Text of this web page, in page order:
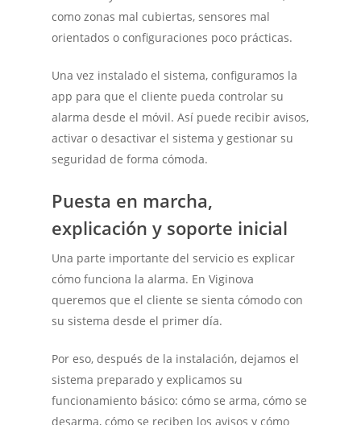
como zonas mal cubiertas, sensores mal
orientados o configuraciones poco prácticas.
Una vez instalado el sistema, configuramos la
app para que el cliente pueda controlar su
alarma desde el móvil. Así puede recibir avisos,
activar o desactivar el sistema y gestionar su
seguridad de forma cómoda.
Puesta en marcha,
explicación y soporte inicial
Una parte importante del servicio es explicar
cómo funciona la alarma. En Viginova
queremos que el cliente se sienta cómodo con
su sistema desde el primer día.
Por eso, después de la instalación, dejamos el
sistema preparado y explicamos su
funcionamiento básico: cómo se arma, cómo se
desarma, cómo se reciben los avisos y cómo